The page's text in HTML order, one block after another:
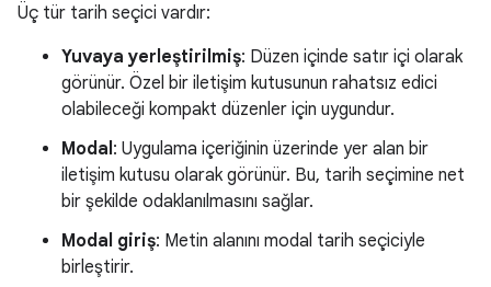
Üç tür tarih seçici vardır:
Yuvaya yerleştirilmiş: Düzen içinde satır içi olarak
görünür. Özel bir iletişim kutusunun rahatsız edici
olabileceği kompakt düzenler için uygundur.
Modal: Uygulama içeriğinin üzerinde yer alan bir
iletişim kutusu olarak görünür. Bu, tarih seçimine net
bir şekilde odaklanılmasını sağlar.
Modal giriş: Metin alanını modal tarih seçiciyle
birleştirir.